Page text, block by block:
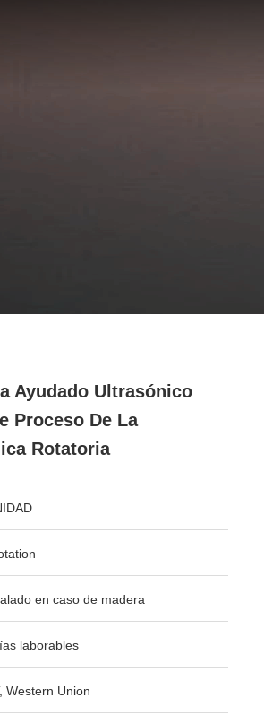
Ayudado Ultrasónico
Proceso De La
Rotatoria
en caso de madera
laborables
Western Union